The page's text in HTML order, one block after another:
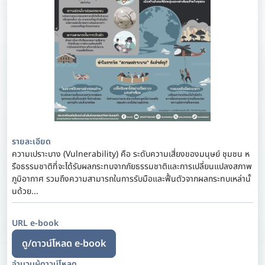
รายละเอียด
ความเปราะบาง (Vulnerability) คือ ระดับความเสี่ยงของมนุษย์ ชุมชน ห
รือธรรมชาติที่จะได้รับผลกระทบจากภัยธรรมชาติและการเปลี่ยนแปลงสภาพ
ภูมิอากาศ รวมถึงความสามารถในการรับมือและฟื้นตัวจากผลกระทบเหล่านั้
นด้วย...
URL e-book
ดู/ดาวน์โหลด e-book